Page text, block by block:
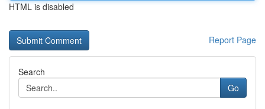
HTML is disabled
Report Page
Search
Go